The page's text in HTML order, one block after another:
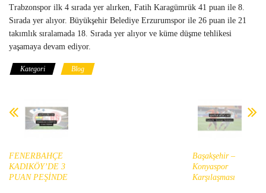
Trabzonspor ilk 4 sırada yer alırken, Fatih Karagümrük 41 puan ile 8.
Sırada yer alıyor. Büyükşehir Belediye Erzurumspor ile 26 puan ile 21
takımlık sıralamada 18. Sırada yer alıyor ve küme düşme tehlikesi
yaşamaya devam ediyor.
Kategori Blog
FENERBAHÇE
KADIKÖY’DE 3
PUAN PEŞİNDE
Başakşehir –
Konyaspor
Karşılaşması